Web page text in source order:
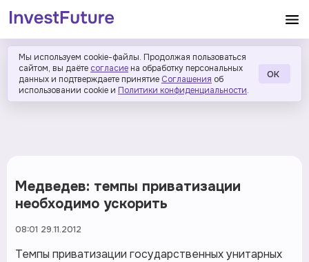
Мы используем cookie-файлы. Продолжая пользоваться
сайтом, вы даёте согласие на обработку персональных
данных и подтверждаете принятие Соглашения об
использовании cookie и Политики конфиденциальности.
ОК
Медведев: темпы приватизации
необходимо ускорить
08:01 29.11.2012
Темпы приватизации государственных унитарных